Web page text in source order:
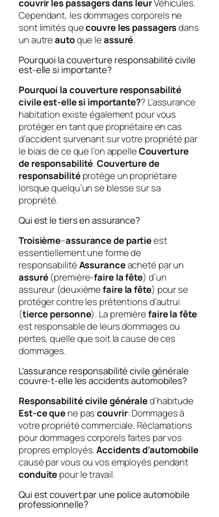
couvrir les passagers dans leurVéhicules.
Cependant, les dommages corporels ne
sont limités quecouvre les passagersdans
un autreautoque leassuré.
Pourquoi la couverture responsabilité civile
est-elle si importante?
Pourquoi la couverture responsabilité
civile est-elle si importante?? L’assurance
habitation existe également pour vous
protéger en tant que propriétaire en cas
d’accident survenant sur votre propriété par
le biais de ce que l’on appelleCouverture
de responsabilité.Couverture de
responsabilitéprotège un propriétaire
lorsque quelqu’un se blesse sur sa
propriété.
Qui est le tiers en assurance?
Troisième–assurance de partieest
essentiellement une forme de
responsabilitéAssuranceacheté par un
assuré(première-faire la fête) d’un
assureur (deuxièmefaire la fête) pour se
protéger contre les prétentions d’autrui
(tierce personne). La premièrefaire la fête
est responsable de leurs dommages ou
pertes, quelle que soit la cause de ces
dommages.
L’assurance responsabilité civile générale
couvre-t-elle les accidents automobiles?
Responsabilité civile généraled’habitude
Est-ce quene pascouvrir: Dommages à
votre propriété commerciale. Réclamations
pour dommages corporels faites par vos
propres employés.Accidents d’automobile
causé par vous ou vos employés pendant
conduitepour le travail.
Qui est couvert par une police automobile
professionnelle?